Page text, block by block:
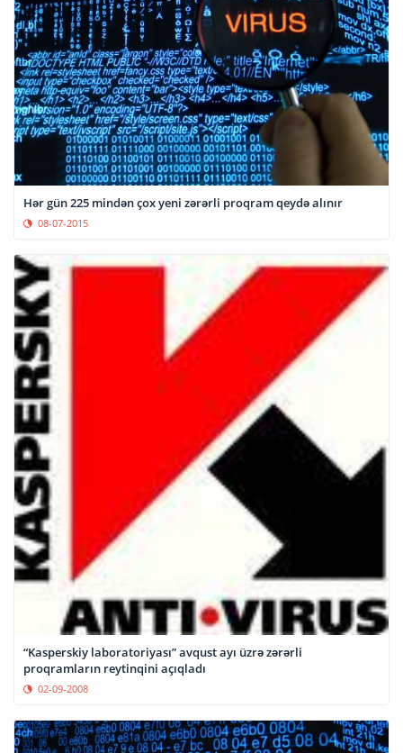
Hər gün 225 mindən çox yeni zərərli proqram qeydə alınır
08-07-2015
“Kasperskiy laboratoriyası” avqust ayı üzrə zərərli
proqramların reytinqini açıqladı
02-09-2008